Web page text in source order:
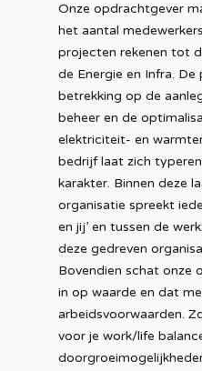
Onze opdrachtgever
het aantal
projecten rekenen tot
de Energie en Infra.
betrekking op de
beheer en de
elektriciteit- en
bedrijf laat zich
karakter. Binnen deze
organisatie spreekt
en jij’ en tussen de
deze gedreven
Bovendien schat onze
in op waarde en dat
arbeidsvoorwaarden.
voor je work/life